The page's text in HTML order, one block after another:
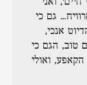
ואני
גם כי
אנכי,
טוב, הגם כי
ואולי